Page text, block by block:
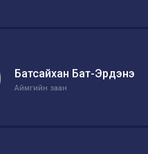
Батсайхан Бат-Эрдэнэ
Аймгийн заан